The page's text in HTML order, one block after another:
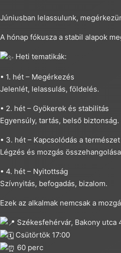
Júniusban lelassulunk,
A hónap fókusza a stabil alapok
Heti tematikák:
• 1. hét – Megérkezés
Jelenlét, lelassulás, földelés.
• 2. hét – Gyökerek és stabilitás
Egyensúly, tartás, belső biztonság.
• 3. hét – Kapcsolódás a
Légzés és mozgás
• 4. hét – Nyitottság
Szívnyitás, befogadás, bizalom.
Ezek az alkalmak nemcsak a
Székesfehérvár, Bakony utca
Csütörtök 17:00
60 perc